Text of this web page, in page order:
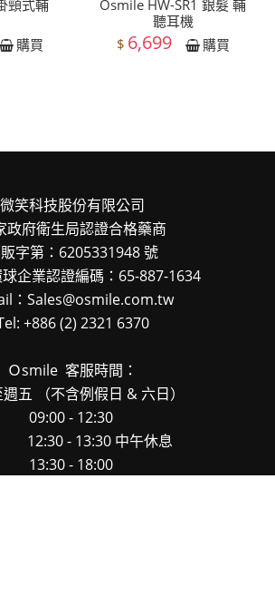
頸式輔
購買
Osmile HW-SR1 銀髮 輔
聽耳機
$ 6,699 購買
微笑科技股份有限公司
政府衛生局認證合格藥商
字第：6205331948 號
企業認證編碼：65-887-1634
：Sales@osmile.com.tw
+886 (2) 2321 6370
Ｏsmile 客服時間：
五
（不含例假日 & 六日）
09:00 - 12:30
- 13:30 中午休息
13:30 - 18:00